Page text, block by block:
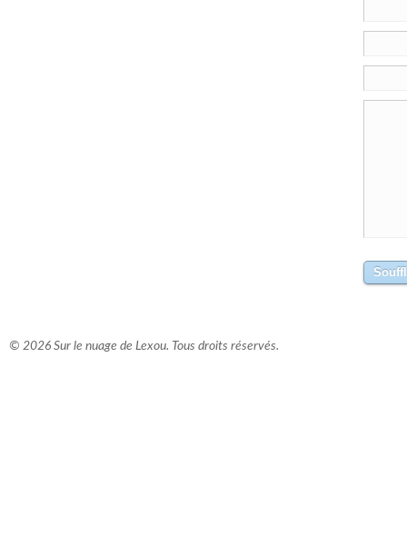
© 2026 Sur le nuage de Lexou. Tous droits réservés.